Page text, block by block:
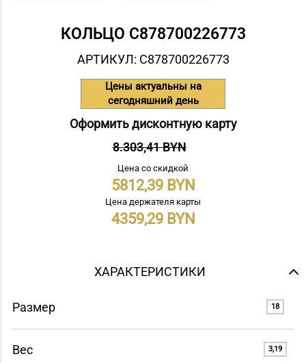
КОЛЬЦО С878700226773
АРТИКУЛ: С878700226773
Цены актуальны на
сегодняшний день
Оформить дисконтную карту
8.303,41 BYN
Цена со скидкой
5812,39
Цена держателя карты
4359,29
ХАРАКТЕРИСТИКИ
Размер 18
Вес 3,19